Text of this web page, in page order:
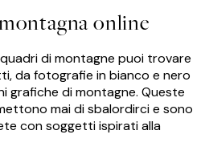
online
di montagne puoi trovare
da fotografie in bianco e nero
grafiche di montagne. Queste
mai di sbalordirci e sono
con soggetti ispirati alla